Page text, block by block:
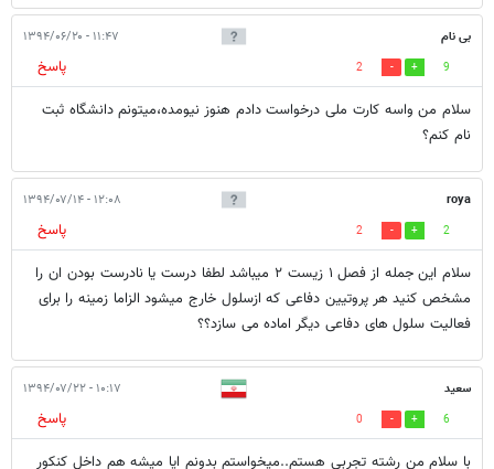
بی نام ۱۱:۴۷ - ۱۳۹۴/۰۶/۲۰
9
2
پاسخ
سلام من واسه کارت ملی درخواست دادم هنوز نیومده،میتونم دانشگاه ثبت
نام کنم؟
roya ۱۲:۰۸ - ۱۳۹۴/۰۷/۱۴
2
2
پاسخ
سلام این جمله از فصل ١ زیست ٢ میباشد لطفا درست یا نادرست بودن ان را
مشخص کنید هر پروتیین دفاعی که ازسلول خارج میشود الزاما زمینه را برای
فعالیت سلول های دفاعی دیگر اماده می سازد؟؟
سعید ۱۰:۱۷ - ۱۳۹۴/۰۷/۲۲
6
0
پاسخ
با سلام من رشته تجربی هستم..میخواستم بدونم ایا میشه هم داخل کنکور